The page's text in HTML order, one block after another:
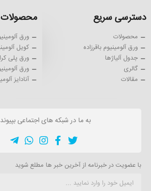
دسترسی سریع
محصولات
ورق آلومینیوم باقرزاده
جدول آلیاژها
گالری
مقالات
محصولات
ورق
کویل
ورق پلی
ورق
آنادایز
به ما در شبکه های اجتماعی
با عضویت در خبرنامه از آخرین خبر ها مطلع شوید